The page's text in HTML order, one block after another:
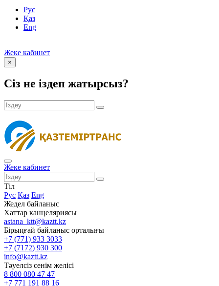
Рус
Қаз
Eng
Жеке кабинет
×
Сіз не іздеп жатырсыз?
Жеке кабинет
Тіл
Рус Қаз Eng
Жедел байланыс
Хаттар канцеляриясы
astana_ktt@kaztt.kz
Бірыңғай байланыс орталығы
+7 (771) 933 3033
+7 (7172) 930 300
info@kaztt.kz
Тәуелсіз сенім желісі
8 800 080 47 47
+7 771 191 88 16